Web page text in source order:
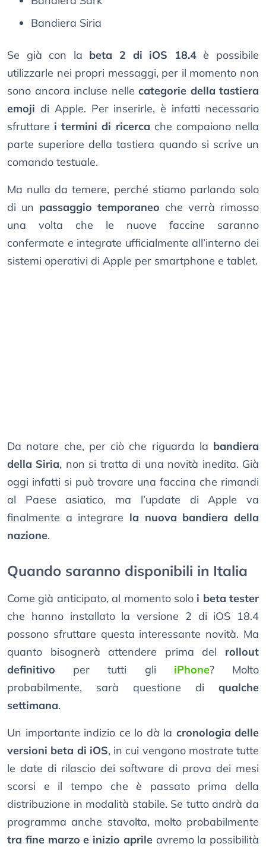
Bandiera Siria
Se già con la beta 2 di iOS 18.4è possibile
utilizzarle nei propri messaggi, per il momento non
sono ancora incluse nelle categorie della tastiera
emoji di Apple. Per inserirle, è infatti necessario
sfruttare i termini di ricerca che compaiono nella
parte superiore della tastiera quando si scrive un
comando testuale.
Ma nulla da temere, perché stiamo parlando solo
di un passaggio temporaneo che verrà rimosso
una volta che le nuove faccine saranno
confermate e integrate ufficialmente all’interno dei
sistemi operativi di Apple per smartphone e tablet.
Da notare che, per ciò che riguarda la bandiera
della Siria, non si tratta di una novità inedita. Già
oggi infatti si può trovare una faccina che rimandi
al Paese asiatico, ma l’update di Apple va
finalmente a integrare la nuova bandiera della
nazione.
Quando saranno disponibili in Italia
Come già anticipato, al momento solo i beta tester
che hanno installato la versione 2 di iOS 18.4
possono sfruttare questa interessante novità. Ma
quanto bisognerà attendere prima del rollout
definitivo per tutti gli iPhone? Molto
probabilmente, sarà questione di qualche
settimana.
Un importante indizio ce lo dà la cronologia delle
versioni beta di iOS, in cui vengono mostrate tutte
le date di rilascio dei software di prova dei mesi
scorsi e il tempo che è passato prima della
distribuzione in modalità stabile. Se tutto andrà da
programma anche stavolta, molto probabilmente
tra fine marzo e inizio aprileavremo la possibilità